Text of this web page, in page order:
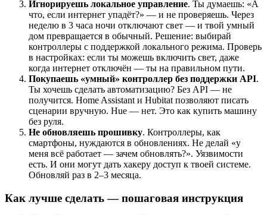
Игнорируешь локальное управление. Ты думаешь: «А
что, если интернет упадёт?» — и не проверяешь. Через
неделю в 3 часа ночи отключают свет — и твой умный
дом превращается в обычный. Решение: выбирай
контроллеры с поддержкой локального режима. Проверь
в настройках: если ты можешь включить свет, даже
когда интернет отключён — ты на правильном пути.
Покупаешь «умный» контроллер без поддержки API.
Ты хочешь сделать автоматизацию? Без API — не
получится. Home Assistant и Hubitat позволяют писать
сценарии вручную. Hue — нет. Это как купить машину
без руля.
Не обновляешь прошивку. Контроллеры, как
смартфоны, нуждаются в обновлениях. Не делай «у
меня всё работает — зачем обновлять?». Уязвимости
есть. И они могут дать хакеру доступ к твоей системе.
Обновляй раз в 2–3 месяца.
Как лучше сделать — пошаговая инструкция